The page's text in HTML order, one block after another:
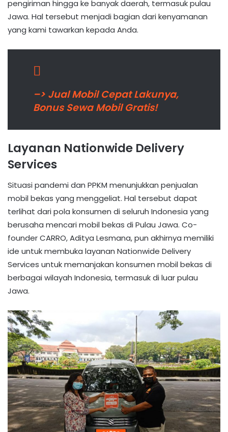
pengiriman hingga ke banyak daerah, termasuk pulau
Jawa. Hal tersebut menjadi bagian dari kenyamanan
yang kami tawarkan kepada Anda.
–> Jual Mobil Cepat Lakunya,
Bonus Sewa Mobil Gratis!
Layanan Nationwide Delivery
Services
Situasi pandemi dan PPKM menunjukkan penjualan
mobil bekas yang menggeliat. Hal tersebut dapat
terlihat dari pola konsumen di seluruh Indonesia yang
berusaha mencari mobil bekas di Pulau Jawa. Co-
founder CARRO, Aditya Lesmana, pun akhirnya memiliki
ide untuk membuka layanan Nationwide Delivery
Services untuk memanjakan konsumen mobil bekas di
berbagai wilayah Indonesia, termasuk di luar pulau
Jawa.